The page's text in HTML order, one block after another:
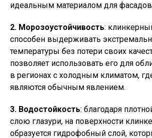
идеальным материалом для фасадов
2. Морозоустойчивость:
способен выдерживать
температуры без потери своих
позволяет использовать его для
в регионах с холодным климатом,
являются обычным явлением.
3. Водостойкость: благодаря
слою глазури, на поверхности
образуется гидрофобный слой,